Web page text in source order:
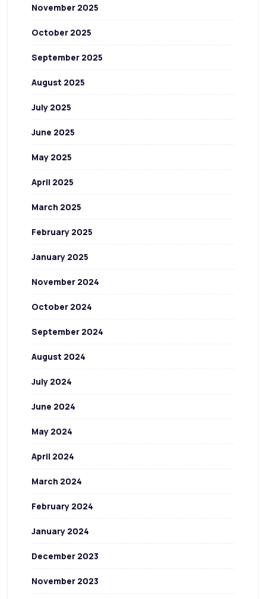
November 2025
October 2025
September 2025
August 2025
July 2025
June 2025
May 2025
April 2025
March 2025
February 2025
January 2025
November 2024
October 2024
September 2024
August 2024
July 2024
June 2024
May 2024
April 2024
March 2024
February 2024
January 2024
December 2023
November 2023